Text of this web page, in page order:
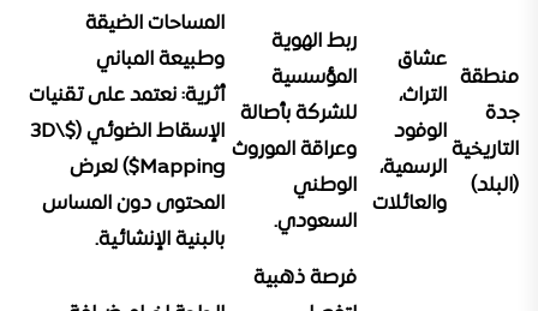
منطقة
جدة
التاريخية
(البلد)
عشاق
التراث،
الوفود
الرسمية،
والعائلات
ربط الهوية
المؤسسية
للشركة بأصالة
وعراقة الموروث
الوطني
السعودي.
المساحات الضيقة
وطبيعة المباني
أثرية: نعتمد على تقنيات
الإسقاط الضوئي ($3D\
Mapping$) لعرض
المحتوى دون المساس
بالبنية الإنشائية.
فرصة ذهبية